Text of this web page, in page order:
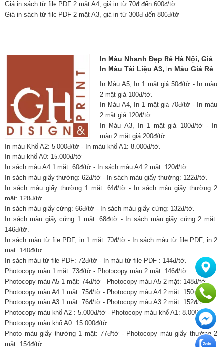
Giá in sách từ file PDF 2 mặt A4, giá in từ 70đ đến 600đ/tờ
Giá in sách từ file PDF 2 mặt A3, giá in từ 300đ đến 800đ/tờ
In Màu Nhanh Đẹp Rẻ Hà Nội, Giá
In Màu Tài Liệu A3, In Màu Giá Rẻ
In Màu A5, In 1 mặt giá 50đ/tờ - In màu
2 mặt giá 100đ/tờ.
In Màu A4, In 1 mặt giá 70đ/tờ - In màu
2 mặt giá 120đ/tờ.
In Màu A3, In 1 mặt giá 100đ/tờ - In
màu 2 mặt giá 200đ/tờ.
In màu Khổ A2: 5.000đ/tờ - In màu khổ A1: 8.000đ/tờ.
In màu khổ A0: 15.000đ/tờ
In sách màu A4 1 mặt: 60đ/tờ - In sách màu A4 2 mặt: 120đ/tờ.
In sách màu giấy thường: 62đ/tờ - In sách màu giấy thường: 122đ/tờ.
In sách màu giấy thường 1 mặt: 64đ/tờ - In sách màu giấy thường 2
mặt: 128đ/tờ.
In sách màu giấy cứng: 66đ/tờ - In sách màu giấy cứng: 132đ/tờ.
In sách màu giấy cứng 1 mặt: 68đ/tờ - In sách màu giấy cứng 2 mặt:
146đ/tờ.
In sách màu từ file PDF, in 1 mặt: 70đ/tờ - In sách màu từ file PDF, in 2
mặt: 140đ/tờ.
In sách màu từ file PDF: 72đ/tờ - In màu từ file PDF : 144đ/tờ.
Photocopy màu 1 mặt: 73đ/tờ - Photocopy màu 2 mặt: 146đ/tờ.
Photocopy màu A5 1 mặt: 74đ/tờ - Photocopy màu A5 2 mặt: 148đ/tờ.
Photocopy màu A4 1 mặt: 75đ/tờ - Photocopy màu A4 2 mặt: 150đ/tờ.
Photocopy màu A3 1 mặt: 76đ/tờ - Photocopy màu A3 2 mặt: 152đ/tờ.
Photocopy màu khổ A2 : 5.000đ/tờ - Photocopy màu khổ A1: 8.000đ/tờ.
Photocopy màu khổ A0: 15.000đ/tờ.
Photo màu giấy thường 1 mặt: 77đ/tờ - Photocopy màu giấy thường 2
mặt: 154đ/tờ.